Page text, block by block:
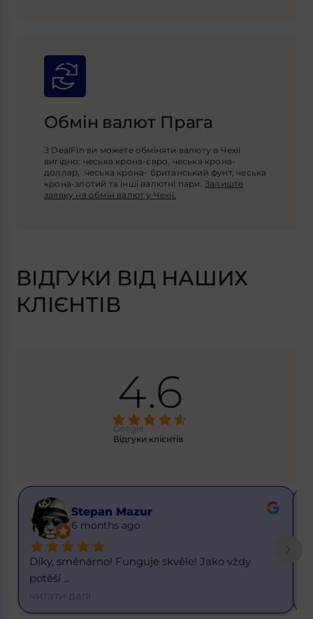
Обмін валют Прага
З DealFin ви можете обміняти валюту в Чехії
вигідно: чеська крона-євро, чеська крона-
доллар, чеська крона- британський фунт, чеська
крона-злотий та інші валютні пари. Залиште
заявку на обмін валют у Чехії.
ВІДГУКИ ВІД НАШИХ
КЛІЄНТІВ
4.6
Google
Відгуки клієнтів
Stepan Mazur
6 months ago
směnárno! Funguje skvěle! Jako vždy
...
далі
Skvělý